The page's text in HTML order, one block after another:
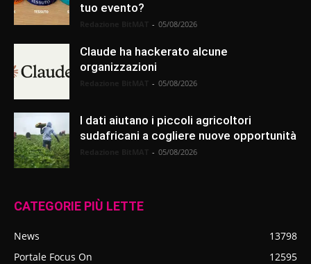
tuo evento?
- 05/08/2026
Claude ha hackerato alcune
organizzazioni
- 05/08/2026
I dati aiutano i piccoli agricoltori
sudafricani a cogliere nuove opportunità
- 05/08/2026
CATEGORIE PIÙ LETTE
News
13798
Portale Focus On
12595